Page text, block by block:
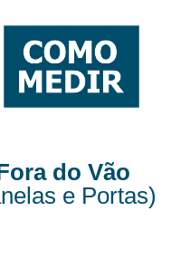
do Vão
e Portas)